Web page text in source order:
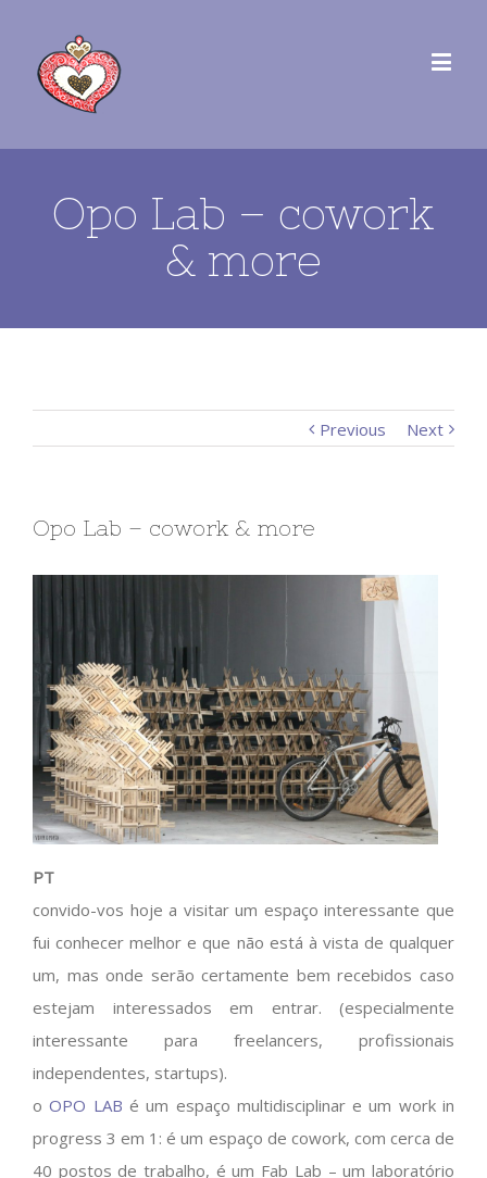
Opo Lab – cowork
& more
Previous Next
Opo Lab – cowork & more
PT
convido-vos hoje a visitar um espaço interessante que
fui conhecer melhor e que não está à vista de qualquer
um, mas onde serão certamente bem recebidos caso
estejam interessados em entrar. (especialmente
interessante para freelancers, profissionais
independentes, startups).
oOPO LAB é um espaço multidisciplinar e um work in
progress 3 em 1: é um espaço de cowork, com cerca de
40 postos de trabalho, é um Fab Lab – um laboratório